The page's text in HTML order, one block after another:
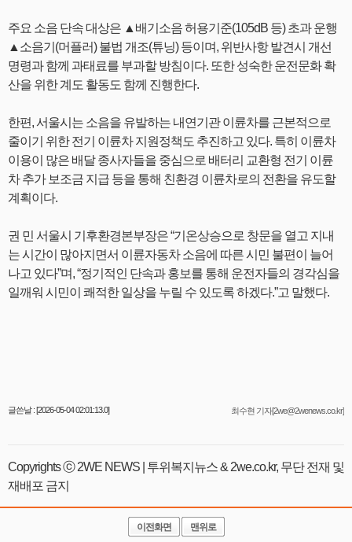
주요 소음 단속 대상은 ▲배기소음 허용기준(105dB 등) 초과 운행
▲소음기(머플러) 불법 개조(튜닝) 등이며, 위반사항 발견시 개선
명령과 함께 과태료를 부과할 방침이다. 또한 성숙한 운전문화 확
산을 위한 계도 활동도 함께 진행한다.
한편, 서울시는 소음을 유발하는 내연기관 이륜차를 근본적으로
줄이기 위한 전기 이륜차 지원정책도 추진하고 있다. 특히 이륜차
이용이 많은 배달 종사자들을 중심으로 배터리 교환형 전기 이륜
차 추가 보조금 지급 등을 통해 친환경 이륜차로의 전환을 유도할
계획이다.
권 민 서울시 기후환경본부장은 “기온상승으로 창문을 열고 지내
는 시간이 많아지면서 이륜자동차 소음에 따른 시민 불편이 늘어
나고 있다”며, “정기적인 단속과 홍보를 통해 운전자들의 경각심을
일깨워 시민이 쾌적한 일상을 누릴 수 있도록 하겠다.”고 말했다.
글쓴날 : [2026-05-04 02:01:13.0] 최수현 기자[2we@2wenews.co.kr]
Copyrights ⓒ 2WE NEWS | 투위복지뉴스 & 2we.co.kr, 무단 전재 및
재배포 금지
이전화면 맨위로